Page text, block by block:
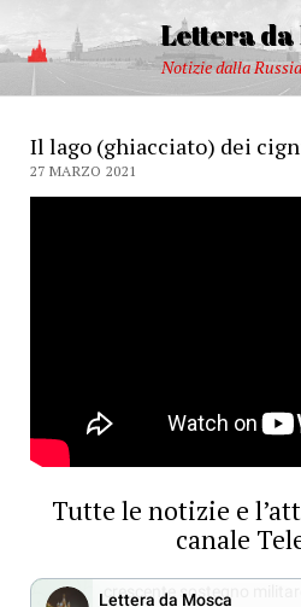
Lettera da
Notizie dalla
Il lago (ghiacciato) dei
27 MARZO 2021
Tutte le notizie e
canale